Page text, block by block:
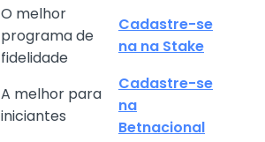
O melhor
programa de
fidelidade
Cadastre-se
na na Stake
A melhor para
iniciantes
Cadastre-se
na
Betnacional